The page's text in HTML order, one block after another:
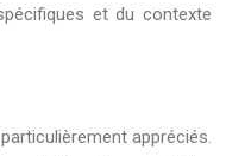
et du contexte
appréciés.